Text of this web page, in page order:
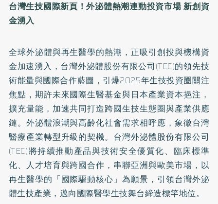
台灣生技國際新頁！外泌體熱潮連動投資市場 新創資
金湧入
全球外泌體與再生醫學的熱潮，正吸引創投與機構資
金加速湧入，台灣外泌體股份有限公司(TEC)的領先技
術能量與國際合作藍圖，引爆2025年生技投資圈關注
焦點，期許未來國際生醫基金與日本產業資本挹注，
擴充量能，加速共同打造跨國生技生態圈與產業供應
鏈。外泌體浪潮與高齡化社會需求相呼應，象徵台灣
醫療產業轉型升級的契機。台灣外泌體股份有限公司
(TEC)將持續推動產品與技術安全優質化、臨床標準
化、人才培育與跨國合作，串聯亞洲與歐美市場，以
再生醫學的「國際驅動核心」為願景，引領台灣外泌
體生技產業，邁向國際醫學生技舞台締造標竿地位。